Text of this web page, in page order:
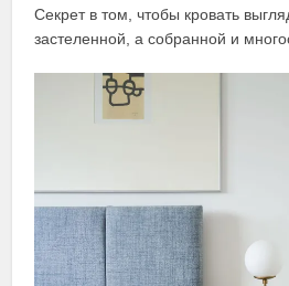
Секрет в том, чтобы кровать
застеленной, а собранной и